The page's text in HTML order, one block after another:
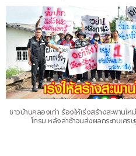
ชาวบ้านคลองเก่า ร้องให้เร่งสร้างสะพานใ
โทรม หลังล่าช้าจนส่งผลกระทบเศร